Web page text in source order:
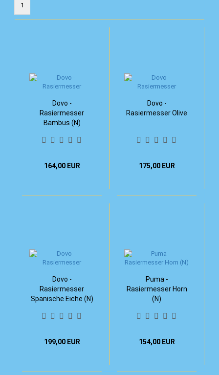
1
Dovo -
Rasiermesser
Bambus (N)
164,00 EUR
Dovo -
Rasiermesser Olive
175,00 EUR
Dovo -
Rasiermesser
Spanische Eiche (N)
199,00 EUR
Puma -
Rasiermesser Horn
(N)
154,00 EUR